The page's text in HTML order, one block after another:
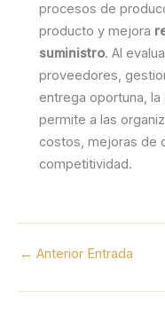
procesos de
producto y mejora
suministro. Al
proveedores,
entrega oportuna,
permite a las
costos, mejoras de
competitividad.
← Anterior Entrada